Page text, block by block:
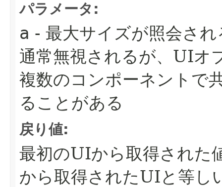
パラメータ:
a - 最大サイズが照会さ
通常無視されるが、UIオ
複数のコンポーネントで
ることがある
戻り値:
最初のUIから取得された
から取得されたUIと等し